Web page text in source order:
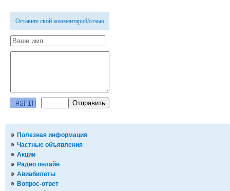
Полезная информация
Частные объявления
Акции
Радио онлайн
Авиабилеты
Вопрос-ответ
Оставьте свой комментарий/отзыв